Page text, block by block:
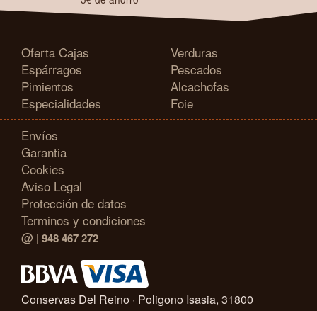
Oferta Cajas
Espárragos
Pimientos
Especialidades
Verduras
Pescados
Alcachofas
Foie
Envíos
Garantia
Cookies
Aviso Legal
Protección de datos
Terminos y condiciones
@ | 948 467 272
Conservas Del Reino · Poligono Isasia, 31800